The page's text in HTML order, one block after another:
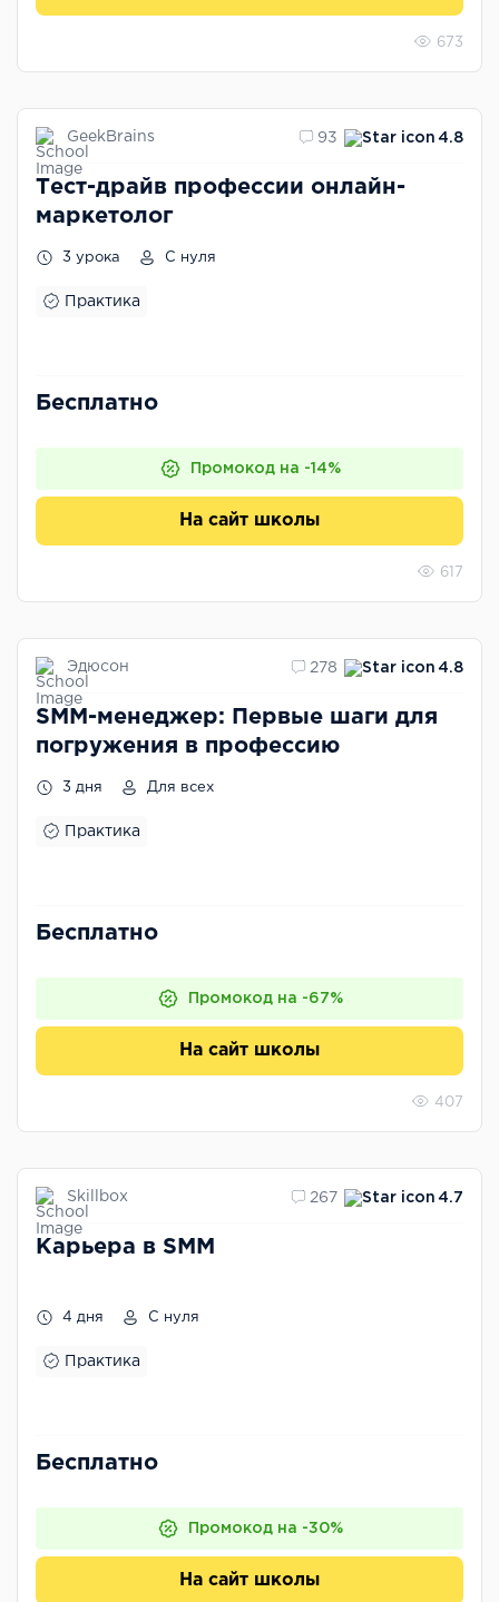
673
GeekBrains 93 4.8
Тест-драйв профессии онлайн-
маркетолог
3 урока С нуля
Практика
Бесплатно
Промокод на -14%
На сайт школы
617
Эдюсон 278 4.8
SMM-менеджер: Первые шаги для
погружения в профессию
3 дня Для всех
Практика
Бесплатно
Промокод на -67%
На сайт школы
407
Skillbox 267 4.7
Карьера в SMM
4 дня С нуля
Практика
Бесплатно
Промокод на -30%
На сайт школы